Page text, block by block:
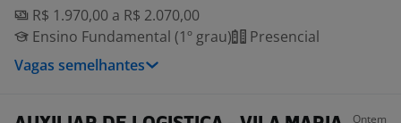
R$ 1.970,00 a R$ 2.070,00
Ensino Fundamental (1º grau)
Presencial
Vagas semelhantes
Ontem